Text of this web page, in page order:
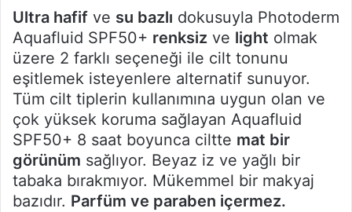
Ultra hafif ve su bazlı dokusuyla Photoderm
Aquafluid SPF50+ renksiz ve light olmak
üzere 2 farklı seçeneği ile cilt tonunu
eşitlemek isteyenlere alternatif sunuyor.
Tüm cilt tiplerin kullanımına uygun olan ve
çok yüksek koruma sağlayan Aquafluid
SPF50+ 8 saat boyunca ciltte mat bir
görünüm sağlıyor. Beyaz iz ve yağlı bir
tabaka bırakmıyor. Mükemmel bir makyaj
bazıdır. Parfüm ve paraben içermez.